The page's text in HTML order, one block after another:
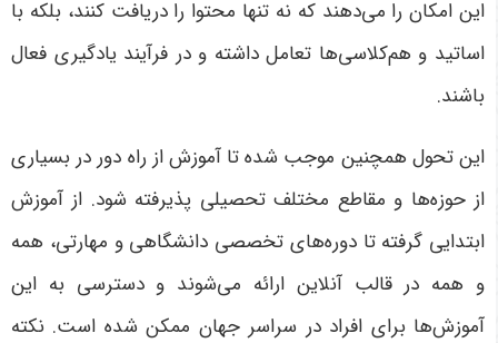
این امکان را می‌دهند که نه تنها محتوا را دریافت کنند، بلکه با
اساتید و هم‌کلاسی‌ها تعامل داشته و در فرآیند یادگیری فعال
باشند.
این تحول همچنین موجب شده تا آموزش از راه دور در بسیاری
از حوزه‌ها و مقاطع مختلف تحصیلی پذیرفته شود. از آموزش
ابتدایی گرفته تا دوره‌های تخصصی دانشگاهی و مهارتی، همه
و همه در قالب آنلاین ارائه می‌شوند و دسترسی به این
آموزش‌ها برای افراد در سراسر جهان ممکن شده است. نکته